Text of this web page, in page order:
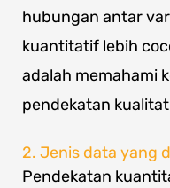
hubungan antar
kuantitatif lebih
adalah memahami
pendekatan
2. Jenis data yang
Pendekatan